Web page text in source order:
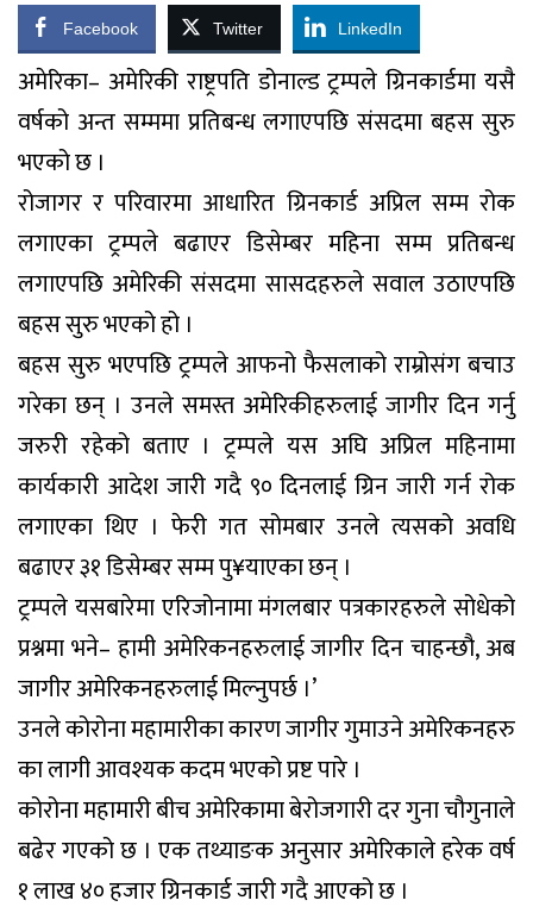
Facebook Twitter LinkedIn
अमेरिका– अमेरिकी राष्ट्रपति डोनाल्ड ट्रम्पले ग्रिनकार्डमा यसै
वर्षको अन्त सम्ममा प्रतिबन्ध लगाएपछि संसदमा बहस सुरु
भएको छ ।
रोजागर र परिवारमा आधारित ग्रिनकार्ड अप्रिल सम्म रोक
लगाएका ट्रम्पले बढाएर डिसेम्बर महिना सम्म प्रतिबन्ध
लगाएपछि अमेरिकी संसदमा सासदहरुले सवाल उठाएपछि
बहस सुरु भएको हो ।
बहस सुरु भएपछि ट्रम्पले आफनो फैसलाको राम्रोसंग बचाउ
गरेका छन् । उनले समस्त अमेरिकीहरुलाई जागीर दिन गर्नु
जरुरी रहेको बताए । ट्रम्पले यस अघि अप्रिल महिनामा
कार्यकारी आदेश जारी गदै ९० दिनलाई ग्रिन जारी गर्न रोक
लगाएका थिए । फेरी गत सोमबार उनले त्यसको अवधि
बढाएर ३१ डिसेम्बर सम्म पु¥याएका छन् ।
ट्रम्पले यसबारेमा एरिजोनामा मंगलबार पत्रकारहरुले सोधेको
प्रश्नमा भने– हामी अमेरिकनहरुलाई जागीर दिन चाहन्छौ, अब
जागीर अमेरिकनहरुलाई मिल्नुपर्छ ।’
उनले कोरोना महामारीका कारण जागीर गुमाउने अमेरिकनहरु
का लागी आवश्यक कदम भएको प्रष्ट पारे ।
कोरोना महामारी बीच अमेरिकामा बेरोजगारी दर गुना चौगुनाले
बढेर गएको छ । एक तथ्याङक अनुसार अमेरिकाले हरेक वर्ष
१ लाख ४० हजार ग्रिनकार्ड जारी गदै आएको छ ।